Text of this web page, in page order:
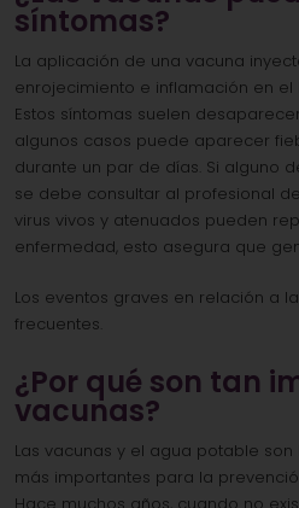
síntomas?
La aplicación de una vacuna
enrojecimiento e inflamación en el
Estos síntomas suelen
algunos casos puede aparecer
durante un par de días. Si alguno
se debe consultar al profesional
virus vivos y atenuados pueden
enfermedad, esto asegura que
Los eventos graves en relación a
frecuentes.
¿Por qué son tan
vacunas?
Las vacunas y el agua potable
más importantes para la